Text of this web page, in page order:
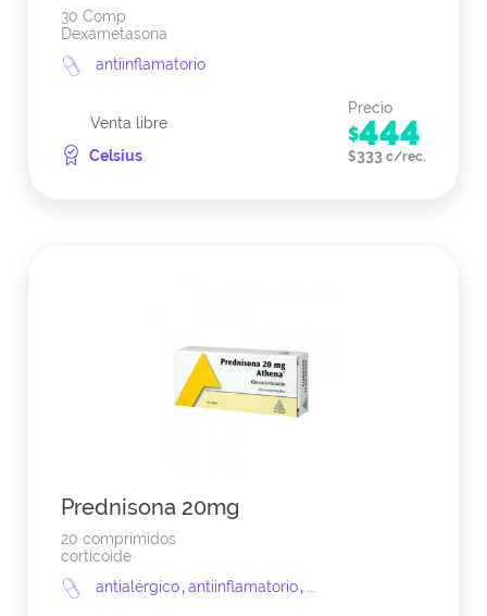
30 Comp
Dexametasona
antiinflamatorio
Venta libre
Celsius
Precio
$444
$333 c/rec.
Prednisona 20mg
20 comprimidos
corticoide
antialérgico,antiinflamatorio,